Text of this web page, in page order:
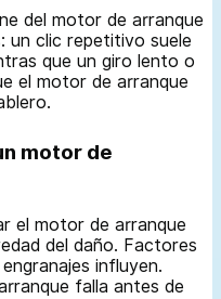
del motor de arranque
un clic repetitivo suele
que un giro lento o
el motor de arranque
motor de
el motor de arranque
del daño. Factores
influyen.
falla antes de